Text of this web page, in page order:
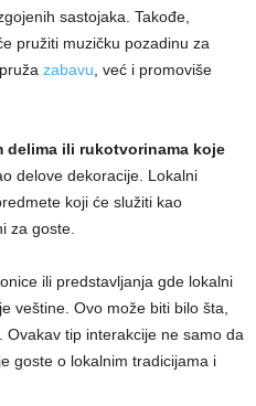
sastojaka. Takođe,
pružiti muzičku pozadinu za
zabavu , već i promoviše
delima ili rukotvorinama koje
delove dekoracije. Lokalni
koji će služiti kao
za goste.
ili predstavljanja gde lokalni
veštine. Ovo može biti bilo šta,
tip interakcije ne samo da
goste o lokalnim tradicijama i